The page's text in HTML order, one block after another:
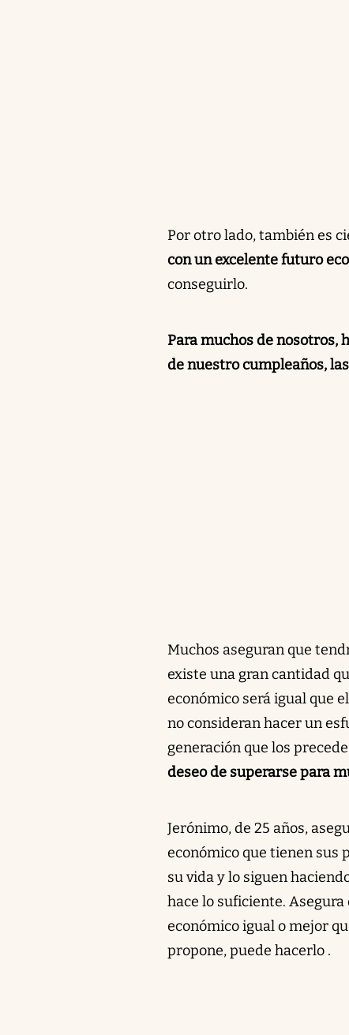
Por otro lado, también es
con un excelente futuro
conseguirlo.
Para muchos de nosotros,
de nuestro cumpleaños,
Muchos aseguran que
existe una gran cantidad
económico será igual que
no consideran hacer un
generación que los
deseo de superarse para
Jerónimo, de 25 años,
económico que tienen sus
su vida y lo siguen
hace lo suficiente.
económico igual o mejor
propone, puede hacerlo .